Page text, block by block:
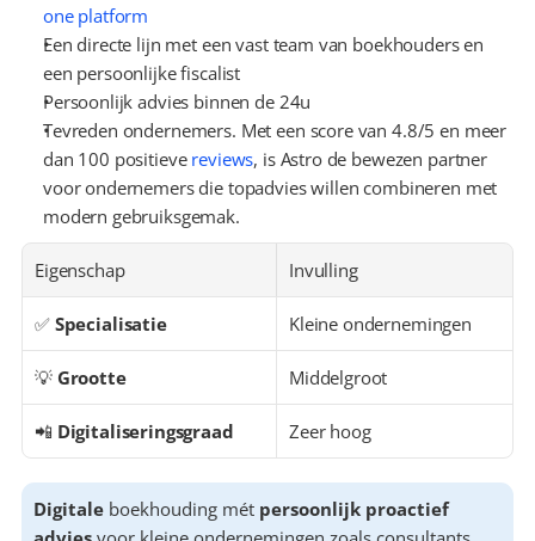
one platform
Een directe lijn met een vast team van boekhouders en
een persoonlijke fiscalist
Persoonlijk advies binnen de 24u
Tevreden ondernemers. Met een score van 4.8/5 en meer
dan 100 positieve reviews, is Astro de bewezen partner
voor ondernemers die topadvies willen combineren met
modern gebruiksgemak.
Eigenschap Invulling
✅ Specialisatie Kleine ondernemingen
💡 Grootte Middelgroot
📲 Digitaliseringsgraad Zeer hoog
Digitale boekhouding mét persoonlijk proactief